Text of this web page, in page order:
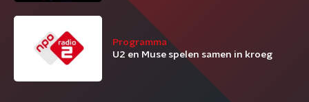
Programma
U2 en Muse spelen samen in kroeg